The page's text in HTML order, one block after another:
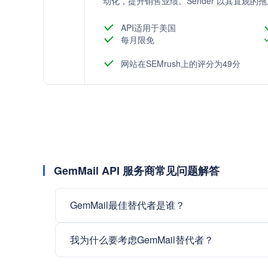
API适用于美国
每月限免
网站在SEMrush上的评分为49分
GemMail API 服务商常见问题解答
GemMail最佳替代者是谁？
我为什么要考虑GemMail替代者？